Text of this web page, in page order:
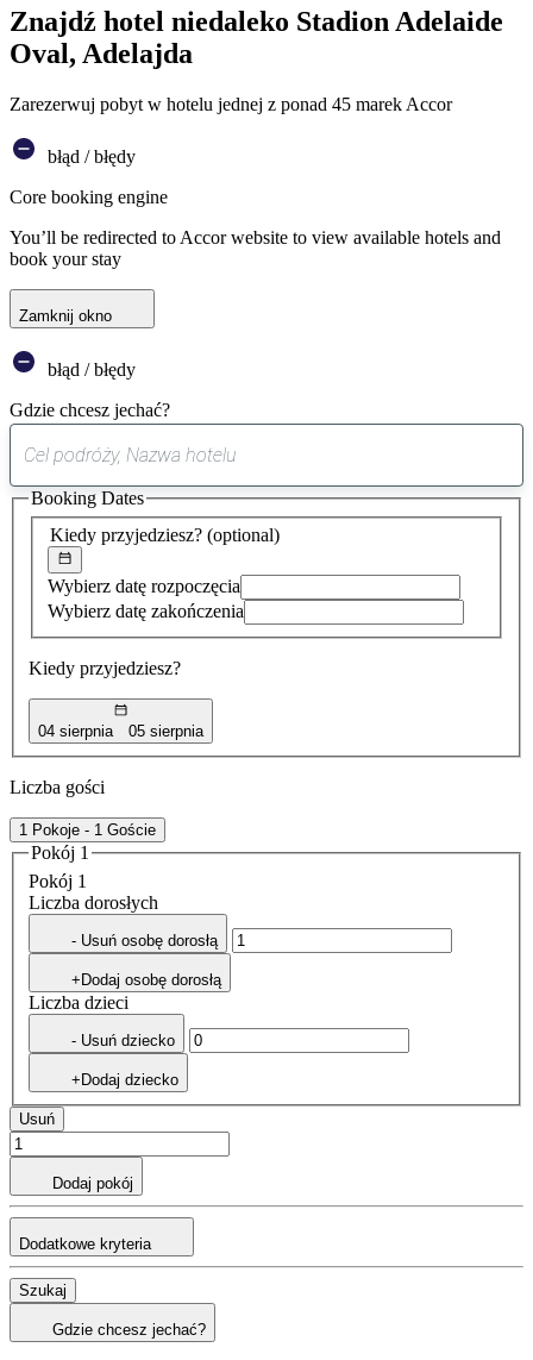
Znajdź hotel niedaleko Stadion Adelaide
Oval, Adelajda
Zarezerwuj pobyt w hotelu jednej z ponad 45 marek Accor
błąd / błędy
Core booking engine
You’ll be redirected to Accor website to view available hotels and
book your stay
Zamknij okno
błąd / błędy
Gdzie chcesz jechać?
sugestia
została
znaleziona
Kiedy przyjedziesz? (optional)
Wybierz datę rozpoczęcia
Wybierz datę zakończenia
Kiedy przyjedziesz?
04 sierpnia 05 sierpnia
Booking Dates
Liczba gości
1 Pokoje - 1 Goście
Pokój 1
Pokój 1
Liczba dorosłych
- Usuń osobę dorosłą
+Dodaj osobę dorosłą
Liczba dzieci
- Usuń dziecko
+Dodaj dziecko
Usuń
Dodaj pokój
Dodatkowe kryteria
Szukaj
Gdzie chcesz jechać?